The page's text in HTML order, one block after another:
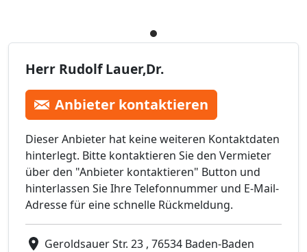
Herr Rudolf Lauer,Dr.
Anbieter kontaktieren
Dieser Anbieter hat keine weiteren Kontaktdaten
hinterlegt. Bitte kontaktieren Sie den Vermieter
über den "Anbieter kontaktieren" Button und
hinterlassen Sie Ihre Telefonnummer und E-Mail-
Adresse für eine schnelle Rückmeldung.
Geroldsauer Str. 23 , 76534 Baden-Baden